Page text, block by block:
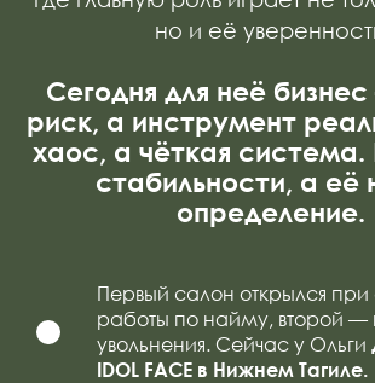
но и её
Сегодня для неё
риск, а инструмент
хаос, а чёткая система.
стабильности, а её
определение.
Первый салон открылся
работы по найму, второй —
увольнения. Сейчас у Ольги
IDOL FACE в Нижнем Тагиле.